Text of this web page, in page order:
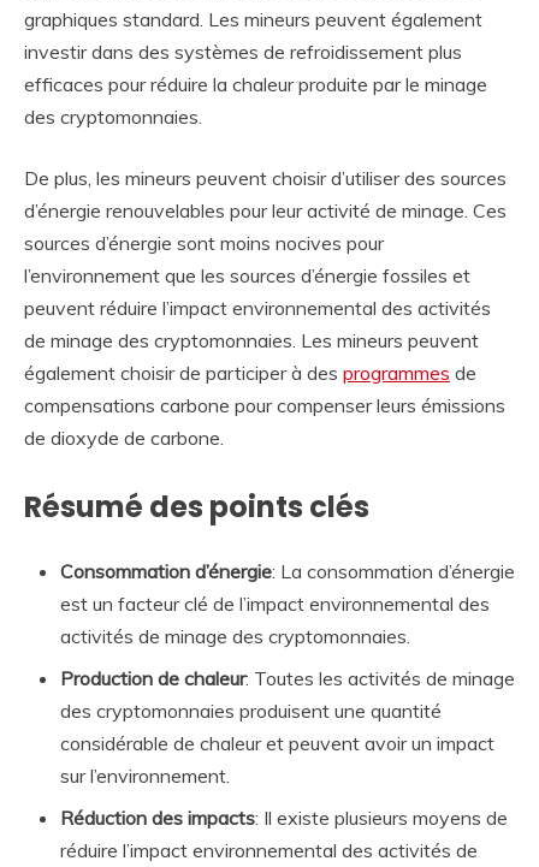
graphiques standard. Les mineurs peuvent également
investir dans des systèmes de refroidissement plus
efficaces pour réduire la chaleur produite par le minage
des cryptomonnaies.
De plus, les mineurs peuvent choisir d’utiliser des sources
d’énergie renouvelables pour leur activité de minage. Ces
sources d’énergie sont moins nocives pour
l’environnement que les sources d’énergie fossiles et
peuvent réduire l’impact environnemental des activités
de minage des cryptomonnaies. Les mineurs peuvent
également choisir de participer à des programmes de
compensations carbone pour compenser leurs émissions
de dioxyde de carbone.
Résumé des points clés
Consommation d’énergie: La consommation d’énergie
est un facteur clé de l’impact environnemental des
activités de minage des cryptomonnaies.
Production de chaleur: Toutes les activités de minage
des cryptomonnaies produisent une quantité
considérable de chaleur et peuvent avoir un impact
sur l’environnement.
Réduction des impacts: Il existe plusieurs moyens de
réduire l’impact environnemental des activités de